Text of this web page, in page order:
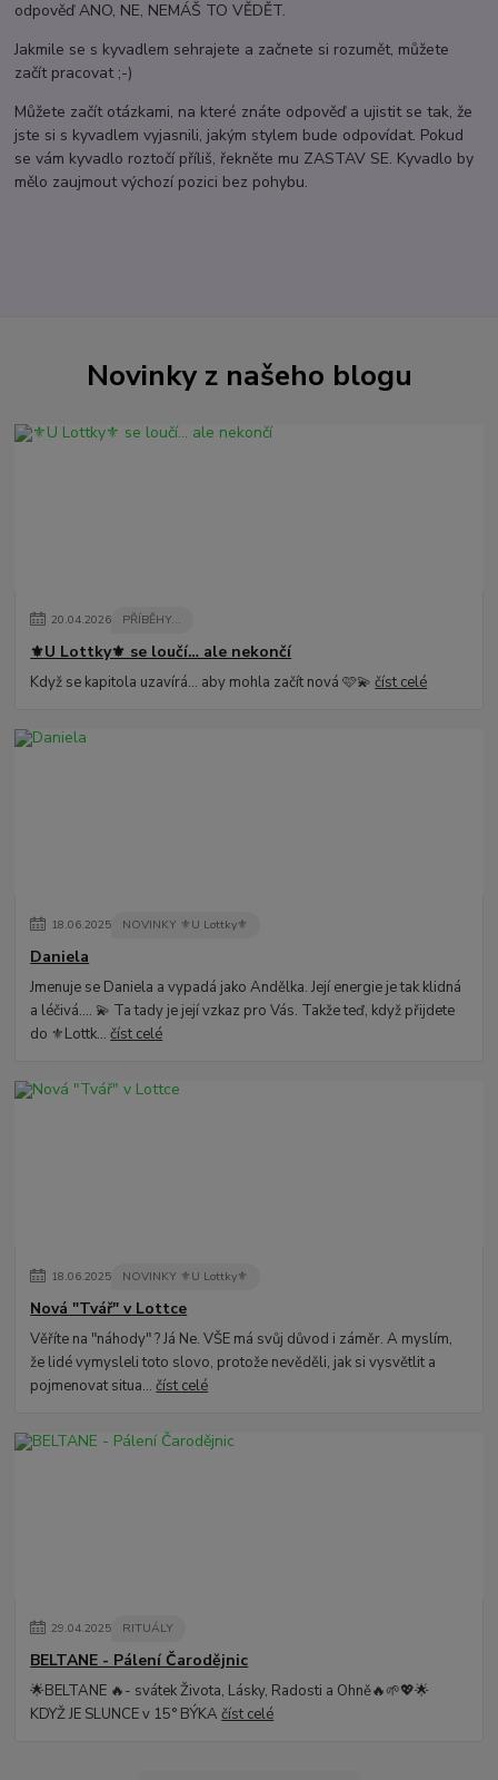
odpověď ANO, NE, NEMÁŠ TO VĚDĚT.
Jakmile se s kyvadlem sehrajete a začnete si rozumět, můžete
začít pracovat ;-)
Můžete začít otázkami, na které znáte odpověď a ujistit se tak, že
jste si s kyvadlem vyjasnili, jakým stylem bude odpovídat. Pokud
se vám kyvadlo roztočí příliš, řekněte mu ZASTAV SE. Kyvadlo by
mělo zaujmout výchozí pozici bez pohybu.
Novinky z našeho blogu
20.04.2026 PŘÍBĚHY...
⚜️U Lottky⚜️ se loučí… ale nekončí
Když se kapitola uzavírá… aby mohla začít nová 🩷💫číst celé
18.06.2025 NOVINKY ⚜️U Lottky⚜️
Daniela
Jmenuje se Daniela a vypadá jako Andělka. Její energie je tak klidná
a léčivá.... 💫 Ta tady je její vzkaz pro Vás. Takže teď, když přijdete
do ⚜️Lottk...číst celé
18.06.2025 NOVINKY ⚜️U Lottky⚜️
Nová "Tvář" v Lottce
Věříte na "náhody" ? Já Ne. VŠE má svůj důvod i záměr. A myslím,
že lidé vymysleli toto slovo, protože nevěděli, jak si vysvětlit a
pojmenovat situa...číst celé
29.04.2025 RITUÁLY
BELTANE - Pálení Čarodějnic
🌟BELTANE 🔥- svátek Života, Lásky, Radosti a Ohně🔥🌱💖🌟
KDYŽ JE SLUNCE v 15° BÝKAčíst celé